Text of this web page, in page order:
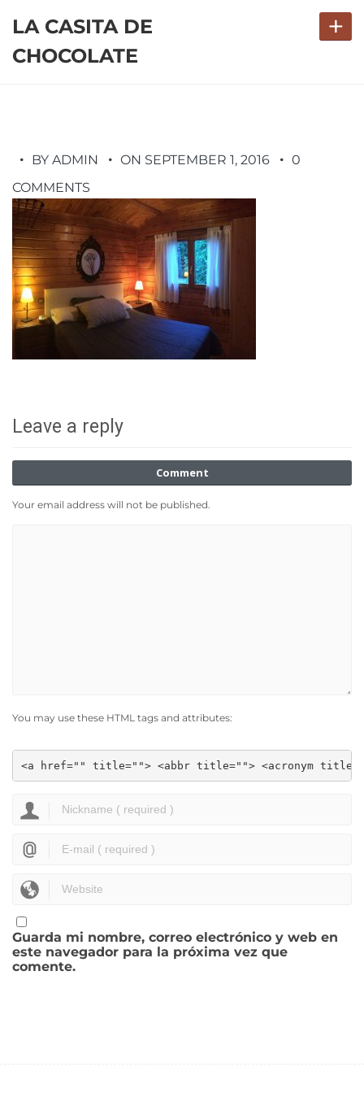
LA CASITA DE
CHOCOLATE
+
BY ADMIN ON SEPTEMBER 1, 2016
0
COMMENTS
Leave a reply
Comment
Your email address will not be published.
You may use these HTML tags and attributes:
<a href="" title=""> <abbr title=""> <acronym
Guarda mi nombre, correo electrónico y web en
este navegador para la próxima vez que
comente.